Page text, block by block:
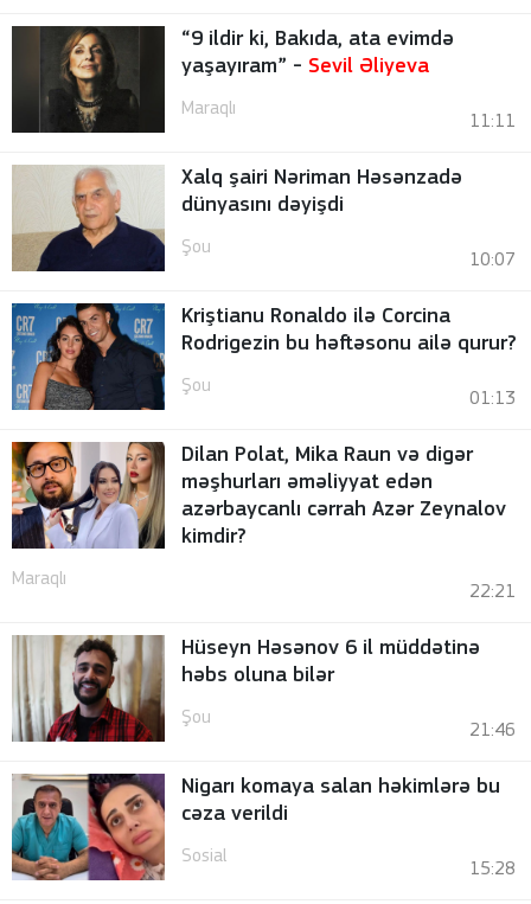
“9 ildir ki, Bakıda, ata evimdə
yaşayıram” - Sevil Əliyeva
Maraqlı
11:11
Xalq şairi Nəriman Həsənzadə
dünyasını dəyişdi
Şou
10:07
Kriştianu Ronaldo ilə Corcina
Rodrigezin bu həftəsonu ailə qurur?
Şou
01:13
Dilan Polat, Mika Raun və digər
məşhurları əməliyyat edən
azərbaycanlı cərrah Azər Zeynalov
kimdir?
Maraqlı
22:21
Hüseyn Həsənov 6 il müddətinə
həbs oluna bilər
Şou
21:46
Nigarı komaya salan həkimlərə bu
cəza verildi
Sosial
15:28